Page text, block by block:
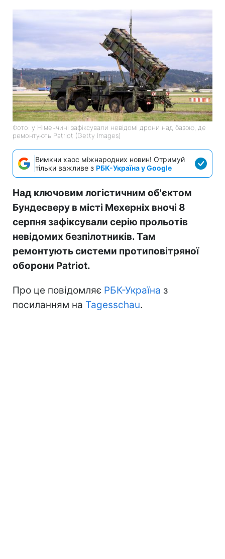
Фото: у Німеччині зафіксували невідомі дрони над базою, де
ремонтують Patriot (Getty Images)
Вимкни хаос міжнародних новин! Отримуй
тільки важливе з РБК-Україна у Google
Над ключовим логістичним об'єктом
Бундесверу в місті Мехерніх вночі 8
серпня зафіксували серію прольотів
невідомих безпілотників. Там
ремонтують системи протиповітряної
оборони Patriot.
Про це повідомляє РБК-Україна з
посиланням на Tagesschau.